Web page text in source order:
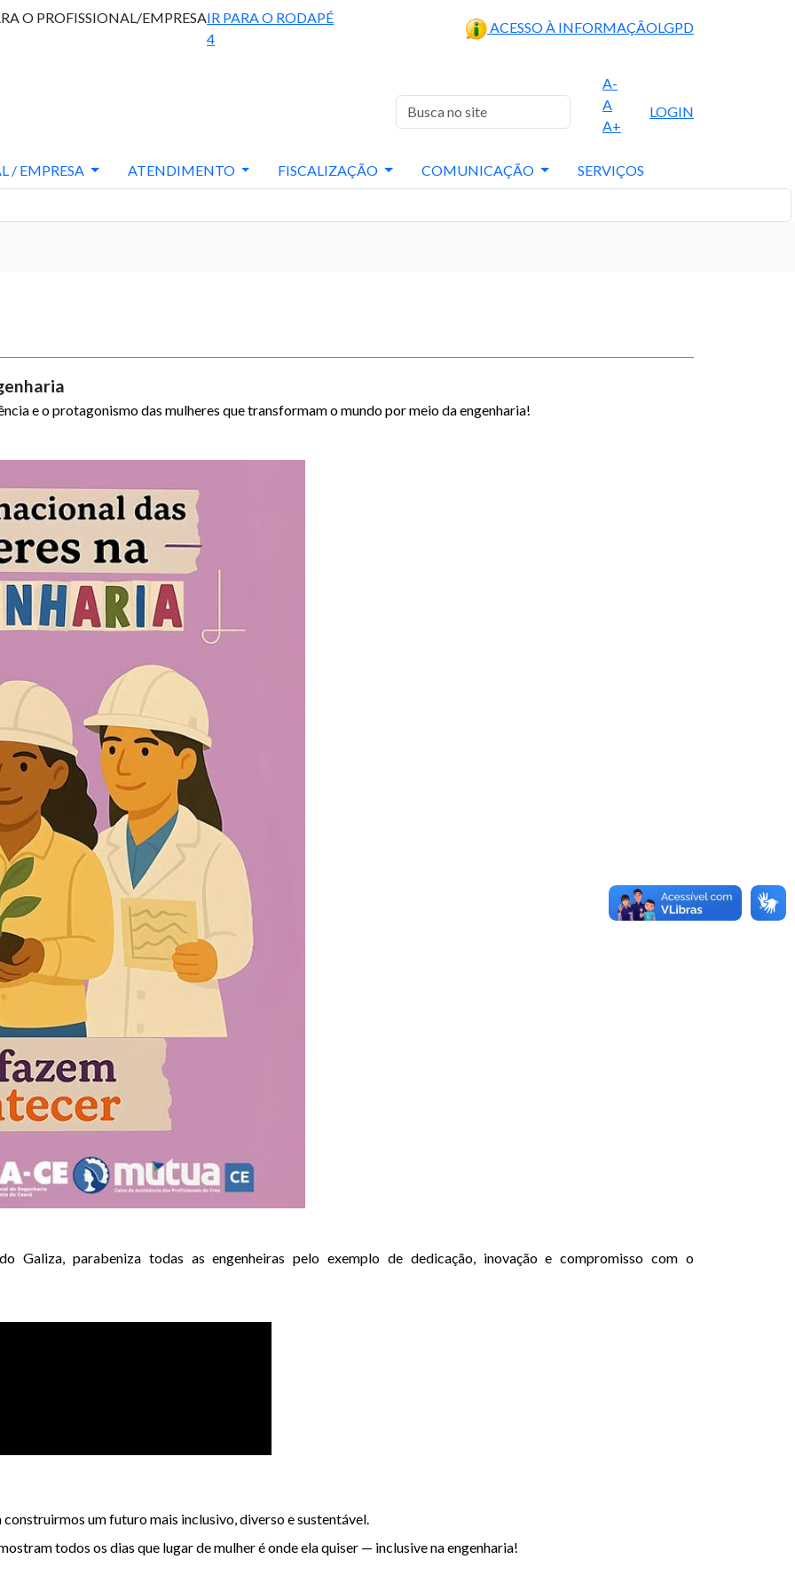
O PROFISSIONAL/EMPRESAIR PARA O RODAPÉ
4
ACESSO À INFORMAÇÃOLGPD
A-
A
A+
LOGIN
/ EMPRESA ATENDIMENTO FISCALIZAÇÃO COMUNICAÇÃO SERVIÇOS
e o protagonismo das mulheres que transformam o mundo por meio da engenharia!
Galiza, parabeniza todas as engenheiras pelo exemplo de dedicação, inovação e compromisso com o
construirmos um futuro mais inclusivo, diverso e sustentável.
todos os dias que lugar de mulher é onde ela quiser — inclusive na engenharia!